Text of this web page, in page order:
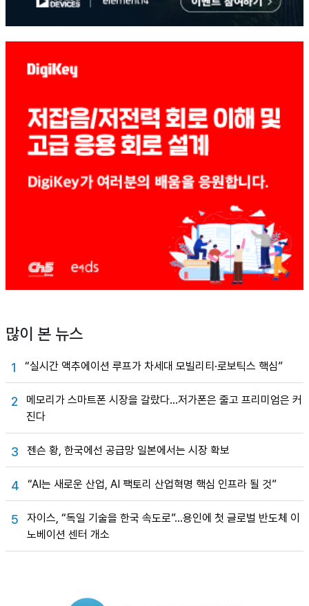
많이 본 뉴스
1 “실시간 액추에이션 루프가 차세대 모빌리티·로보틱스 핵심”
2
메모리가 스마트폰 시장을 갈랐다…저가폰은 줄고 프리미엄은 커
진다
3 젠슨 황, 한국에선 공급망 일본에서는 시장 확보
4 “AI는 새로운 산업, AI 팩토리 산업혁명 핵심 인프라 될 것”
5
자이스, “독일 기술을 한국 속도로”…용인에 첫 글로벌 반도체 이
노베이션 센터 개소